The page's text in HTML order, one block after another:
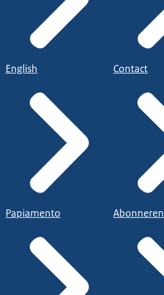
English
Papiamento
Contact
Abonneren